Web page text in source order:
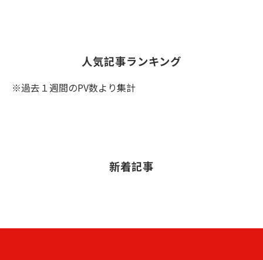
人気記事ランキング
※過去１週間のPV数より集計
新着記事